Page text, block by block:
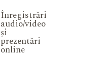
Înregistrări
audio/video
și
prezentări
online